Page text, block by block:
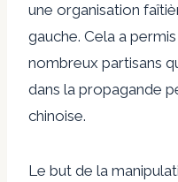
une organisation
gauche. Cela a
nombreux partisans
dans la propagande
chinoise.
Le but de la